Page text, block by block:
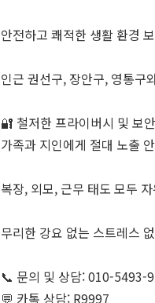
안전하고 쾌적한 생활 환경
인근 권선구, 장안구, 영통구
🔐 철저한 프라이버시 및 보
가족과 지인에게 절대 노출
복장, 외모, 근무 태도 모두
무리한 강요 없는 스트레스
📞 문의 및 상담: 010-5493-
💬 카톡 상담: R9997